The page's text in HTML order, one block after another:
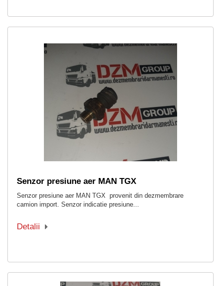
Senzor presiune aer MAN TGX
Senzor presiune aer MAN TGX provenit din dezmembrare
camion import. Senzor indicatie presiune...
Detalii